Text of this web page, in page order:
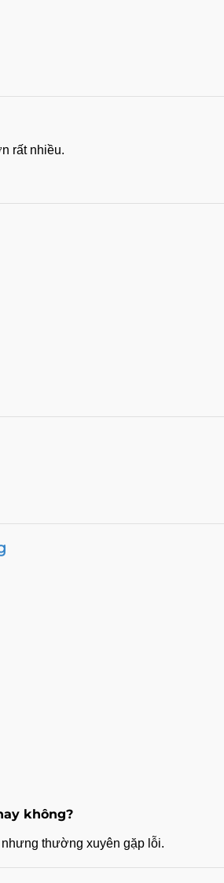
rất nhiều.
không?
thường xuyên gặp lỗi.